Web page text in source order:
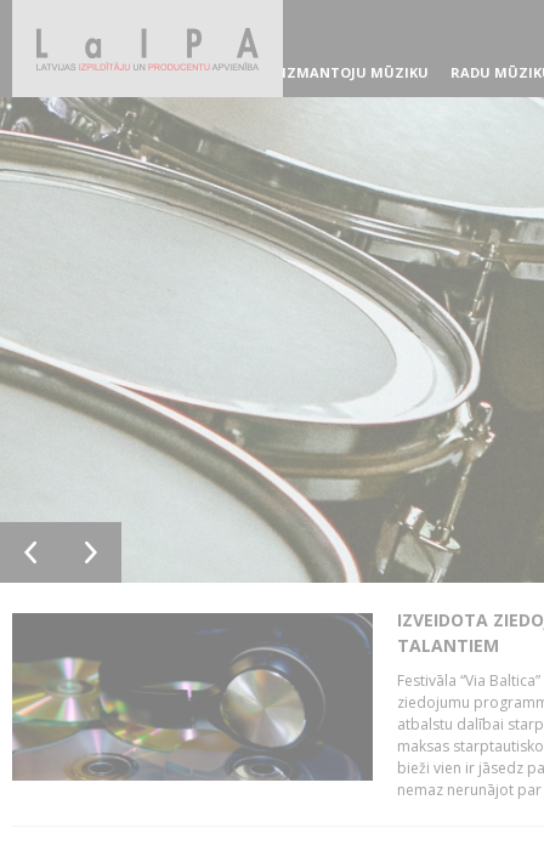
IZMANTOJU MŪZIKU RADU
IZVEIDOTA
TALANTIEM
Festivāla “Via
ziedojumu
atbalstu dalībai
maksas
bieži vien ir jāsedz
nemaz nerunājot